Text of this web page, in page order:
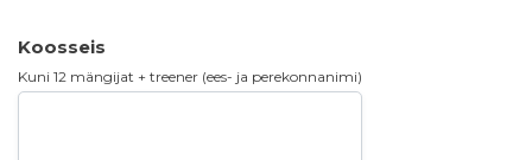
Koosseis
Kuni 12 mängijat + treener (ees- ja perekonnanimi)